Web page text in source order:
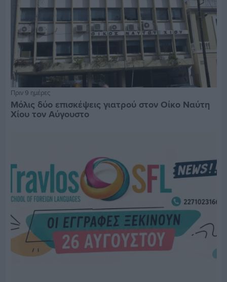
Πριν 9 ημέρες
Μόλις δύο επισκέψεις γιατρού στον Οίκο Ναύτη
Χίου τον Αύγουστο